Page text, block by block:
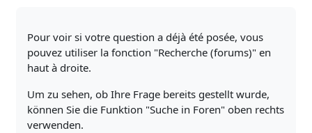
Pour voir si votre question a déjà été posée, vous
pouvez utiliser la fonction "Recherche (forums)" en
haut à droite.
Um zu sehen, ob Ihre Frage bereits gestellt wurde,
können Sie die Funktion "Suche in Foren" oben rechts
verwenden.